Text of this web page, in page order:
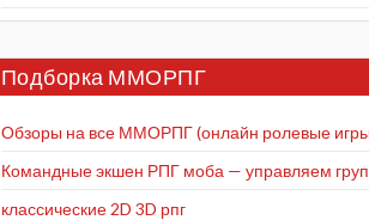
Подборка ММОРПГ
Обзоры на все ММОРПГ (онлайн ролевые
Командные экшен РПГ моба — управляем
классические 2D 3D рпг